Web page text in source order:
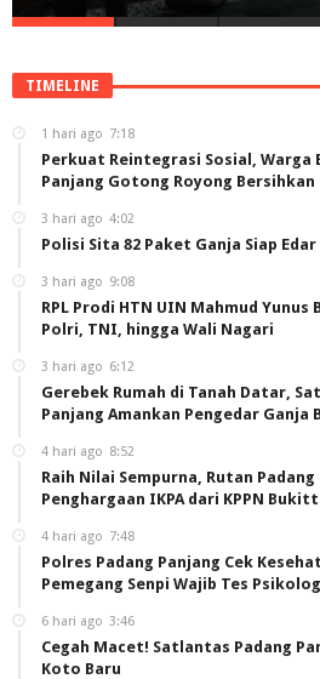
TIMELINE
1 hari ago 7:18
Perkuat Reintegrasi Sosial, Warga
Panjang Gotong Royong Bersihkan
3 hari ago 4:02
Polisi Sita 82 Paket Ganja Siap
3 hari ago 9:08
RPL Prodi HTN UIN Mahmud
Polri, TNI, hingga Wali Nagari
3 hari ago 6:12
Gerebek Rumah di Tanah Datar,
Panjang Amankan Pengedar Ganja
4 hari ago 8:52
Raih Nilai Sempurna, Rutan
Penghargaan IKPA dari KPPN
4 hari ago 7:48
Polres Padang Panjang Cek
Pemegang Senpi Wajib Tes
6 hari ago 3:46
Cegah Macet! Satlantas Padang
Koto Baru